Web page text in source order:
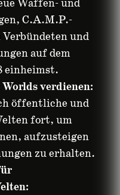
Waffen- und
C.A.M.P.-
und
auf dem
einheimst.
verdienen:
öffentliche und
fort, um
aufzusteigen
zu erhalten.